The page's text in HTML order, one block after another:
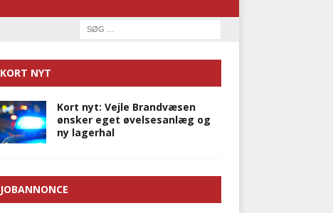
KORT NYT
Kort nyt: Vejle Brandvæsen
ønsker eget øvelsesanlæg og
ny lagerhal
JOBANNONCE